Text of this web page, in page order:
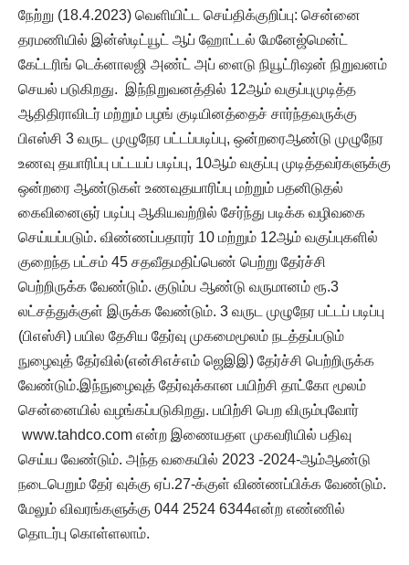
நேற்று (18.4.2023) வெளியிட்ட செய்திக்குறிப்பு: சென்னை
தரமணியில் இன்ஸ்டிட்யூட் ஆப் ஹோட்டல் மேனேஜ்மென்ட்
கேட்டரிங் டெக்னாலஜி அண்ட் அப் ளைடு நியூட்ரிஷன் நிறுவனம்
செயல் படுகிறது. இந்நிறுவனத்தில் 12ஆம் வகுப்புமுடித்த
ஆதிதிராவிடர் மற்றும் பழங் குடியினத்தைச் சார்ந்தவருக்கு
பிஎஸ்சி 3 வருட முழுநேர பட்டப்படிப்பு, ஒன்றரைஆண்டு முழுநேர
உணவு தயாரிப்பு பட்டயப் படிப்பு, 10ஆம் வகுப்பு முடித்தவர்களுக்கு
ஒன்றரை ஆண்டுகள் உணவுதயாரிப்பு மற்றும் பதனிடுதல்
கைவினைஞர் படிப்பு ஆகியவற்றில் சேர்ந்து படிக்க வழிவகை
செய்யப்படும். விண்ணப்பதாரர் 10 மற்றும் 12ஆம் வகுப்புகளில்
குறைந்த பட்சம் 45 சதவீதமதிப்பெண் பெற்று தேர்ச்சி
பெற்றிருக்க வேண்டும். குடும்ப ஆண்டு வருமானம் ரூ.3
லட்சத்துக்குள் இருக்க வேண்டும். 3 வருட முழுநேர பட்டப் படிப்பு
(பிஎஸ்சி) பயில தேசிய தேர்வு முகமைமூலம் நடத்தப்படும்
நுழைவுத் தேர்வில்(என்சிஎச்எம் ஜெஇஇ) தேர்ச்சி பெற்றிருக்க
வேண்டும்.இந்நுழைவுத் தேர்வுக்கான பயிற்சி தாட்கோ மூலம்
சென்னையில் வழங்கப்படுகிறது. பயிற்சி பெற விரும்புவோர்
www.tahdco.com என்ற இணையதள முகவரியில் பதிவு
செய்ய வேண்டும். அந்த வகையில் 2023 -2024-ஆம்ஆண்டு
நடைபெறும் தேர் வுக்கு ஏப்.27-க்குள் விண்ணப்பிக்க வேண்டும்.
மேலும் விவரங்களுக்கு 044 2524 6344என்ற எண்ணில்
தொடர்பு கொள்ளலாம்.